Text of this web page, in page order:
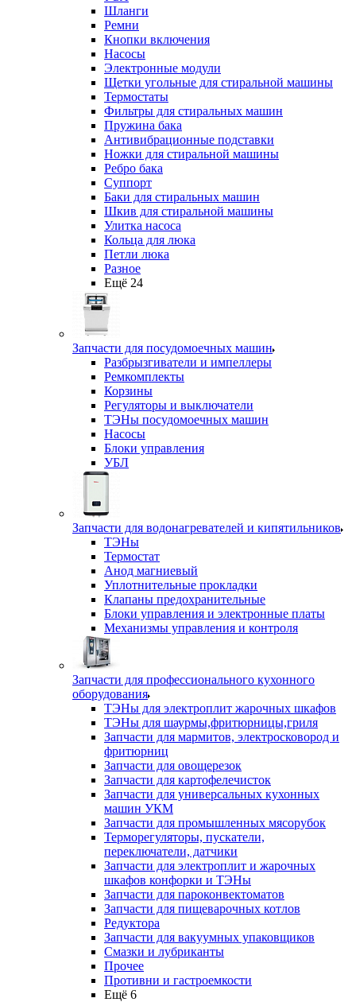
Шланги
Ремни
Кнопки включения
Насосы
Электронные модули
Щетки угольные для стиральной машины
Термостаты
Фильтры для стиральных машин
Пружина бака
Антивибрационные подставки
Ножки для стиральной машины
Ребро бака
Суппорт
Баки для стиральных машин
Шкив для стиральной машины
Улитка насоса
Кольца для люка
Петли люка
Разное
Ещё 24
Запчасти для посудомоечных машин
Разбрызгиватели и импеллеры
Ремкомплекты
Корзины
Регуляторы и выключатели
ТЭНы посудомоечных машин
Насосы
Блоки управления
УБЛ
Запчасти для водонагревателей и кипятильников
ТЭНы
Термостат
Анод магниевый
Уплотнительные прокладки
Клапаны предохранительные
Блоки управления и электронные платы
Механизмы управления и контроля
Запчасти для профессионального кухонного
оборудования
ТЭНы для электроплит жарочных шкафов
ТЭНы для шаурмы,фритюрницы,гриля
Запчасти для мармитов, электросковород и
фритюрниц
Запчасти для овощерезок
Запчасти для картофелечисток
Запчасти для универсальных кухонных
машин УКМ
Запчасти для промышленных мясорубок
Терморегуляторы, пускатели,
переключатели, датчики
Запчасти для электроплит и жарочных
шкафов конфорки и ТЭНы
Запчасти для пароконвектоматов
Запчасти для пищеварочных котлов
Редуктора
Запчасти для вакуумных упаковщиков
Смазки и лубриканты
Прочее
Противни и гастроемкости
Ещё 6